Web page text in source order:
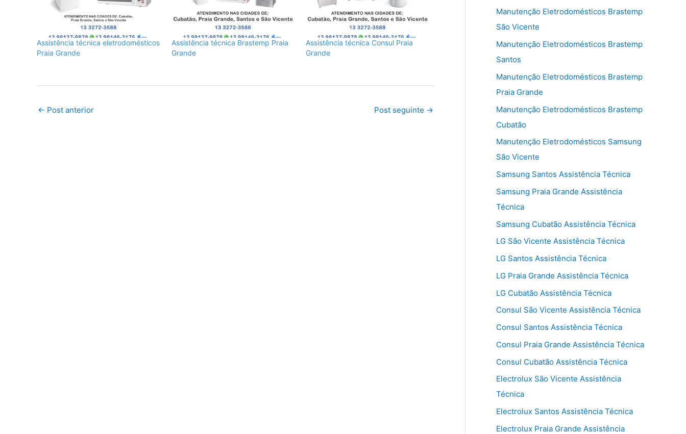
Assistência técnica eletrodomésticos
Praia Grande
Assistência técnica Brastemp Praia
Grande
Assistência técnica Consul Praia
Grande
← Post anterior Post seguinte →
Manutenção Eletrodomésticos Brastemp
São Vicente
Manutenção Eletrodomésticos Brastemp
Santos
Manutenção Eletrodomésticos Brastemp
Praia Grande
Manutenção Eletrodomésticos Brastemp
Cubatão
Manutenção Eletrodomésticos Samsung
São Vicente
Samsung Santos Assistência Técnica
Samsung Praia Grande Assistência
Técnica
Samsung Cubatão Assistência Técnica
LG São Vicente Assistência Técnica
LG Santos Assistência Técnica
LG Praia Grande Assistência Técnica
LG Cubatão Assistência Técnica
Consul São Vicente Assistência Técnica
Consul Santos Assistência Técnica
Consul Praia Grande Assistência Técnica
Consul Cubatão Assistência Técnica
Electrolux São Vicente Assistência
Técnica
Electrolux Santos Assistência Técnica
Electrolux Praia Grande Assistência